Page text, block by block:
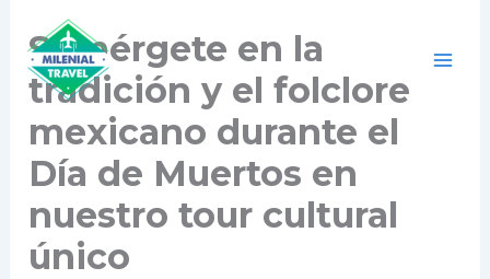
contenido
Sumérgete en la
tradición y el folclore
mexicano durante el
Día de Muertos en
nuestro tour cultural
único